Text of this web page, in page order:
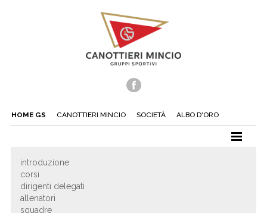
HOME GS CANOTTIERI MINCIO SOCIETÀ ALBO D'ORO
CANOA
TUFFI
introduzione
corsi
dirigenti delegati
allenatori
squadre